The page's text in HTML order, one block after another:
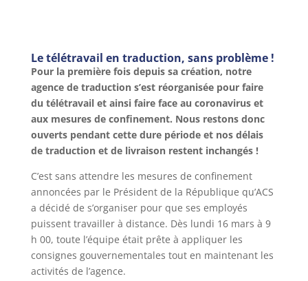
Le télétravail en traduction, sans problème !
Pour la première fois depuis sa création, notre
agence de traduction s’est réorganisée pour faire
du télétravail et ainsi faire face au coronavirus et
aux mesures de confinement. Nous restons donc
ouverts pendant cette dure période et nos délais
de traduction et de livraison restent inchangés !
C’est sans attendre les mesures de confinement
annoncées par le Président de la République qu’ACS
a décidé de s’organiser pour que ses employés
puissent travailler à distance. Dès lundi 16 mars à 9
h 00, toute l’équipe était prête à appliquer les
consignes gouvernementales tout en maintenant les
activités de l’agence.